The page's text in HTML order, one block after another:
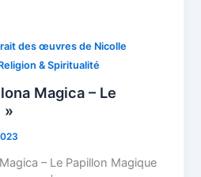
des œuvres de Nicolle
& Spiritualité
Magica – Le
»
– Le Papillon Magique